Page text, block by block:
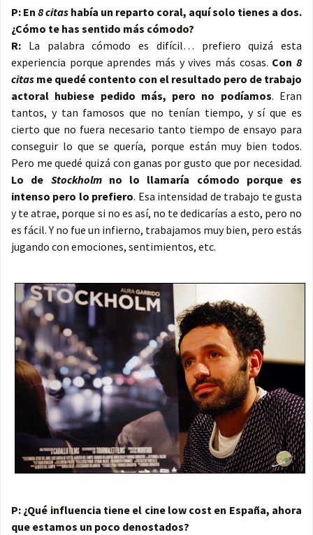
P: En 8 citas había un reparto coral, aquí solo tienes a dos.
¿Cómo te has sentido más cómodo?
R: La palabra cómodo es difícil… prefiero quizá esta
experiencia porque aprendes más y vives más cosas. Con8
citas me quedé contento con el resultado pero de trabajo
actoral hubiese pedido más, pero no podíamos. Eran
tantos, y tan famosos que no tenían tiempo, y sí que es
cierto que no fuera necesario tanto tiempo de ensayo para
conseguir lo que se quería, porque están muy bien todos.
Pero me quedé quizá con ganas por gusto que por necesidad.
Lo de Stockholmno lo llamaría cómodo porque es
intenso pero lo prefiero. Esa intensidad de trabajo te gusta
y te atrae, porque si no es así, no te dedicarías a esto, pero no
es fácil. Y no fue un infierno, trabajamos muy bien, pero estás
jugando con emociones, sentimientos, etc.
P: ¿Qué influencia tiene el cine low cost en España, ahora
que estamos un poco denostados?